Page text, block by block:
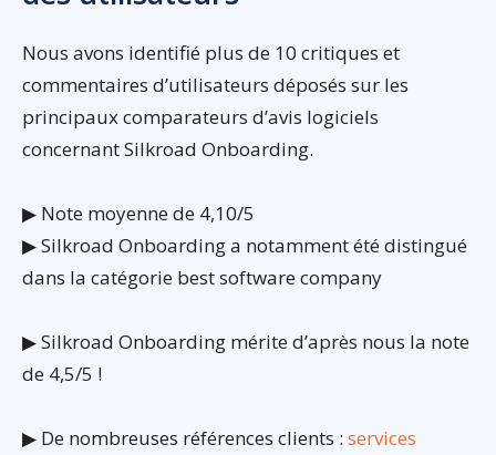
Nous avons identifié plus de 10 critiques et
commentaires d’utilisateurs déposés sur les
principaux comparateurs d’avis logiciels
concernant Silkroad Onboarding.
▶ Note moyenne de 4,10/5
▶ Silkroad Onboarding a notamment été distingué
dans la catégorie best software company
▶ Silkroad Onboarding mérite d’après nous la note
de 4,5/5 !
▶ De nombreuses références clients : services